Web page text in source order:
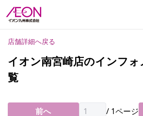
店舗詳細へ戻る
イオン南宮崎店のインフ
覧
前へ / 1ページ